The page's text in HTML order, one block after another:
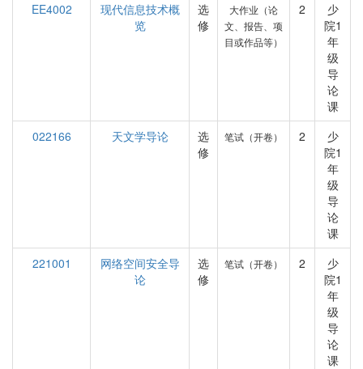
EE4002
现代信息技术概
览
选
修
大作业（论
文、报告、项
目或作品等）
2
少
院1
年
级
导
论
课
022166
天文学导论
选
修
笔试（开卷） 2
少
院1
年
级
导
论
课
221001
网络空间安全导
论
选
修
笔试（开卷） 2
少
院1
年
级
导
论
课